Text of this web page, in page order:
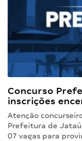
Concurso
inscrições
Atenção
Prefeitura de
07 vagas para